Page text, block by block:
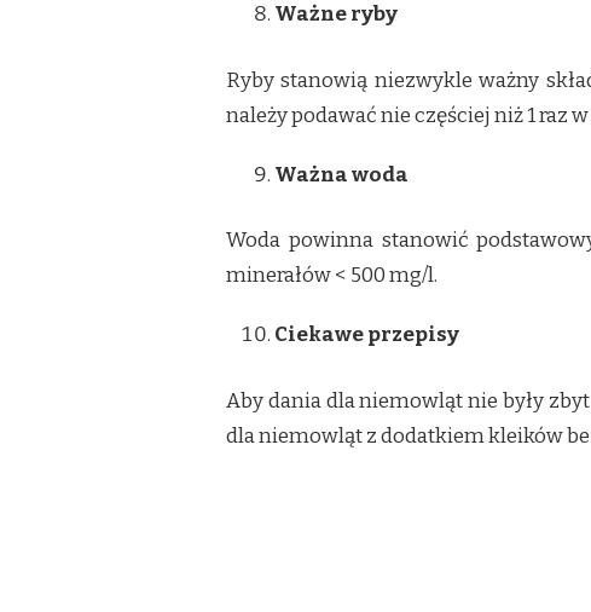
Ważne ryby
Ryby stanowią niezwykle ważny
należy podawać nie częściej niż 1 raz
Ważna woda
Woda powinna stanowić
minerałów < 500 mg/l.
Ciekawe przepisy
Aby dania dla niemowląt nie były
dla niemowląt z dodatkiem kleików